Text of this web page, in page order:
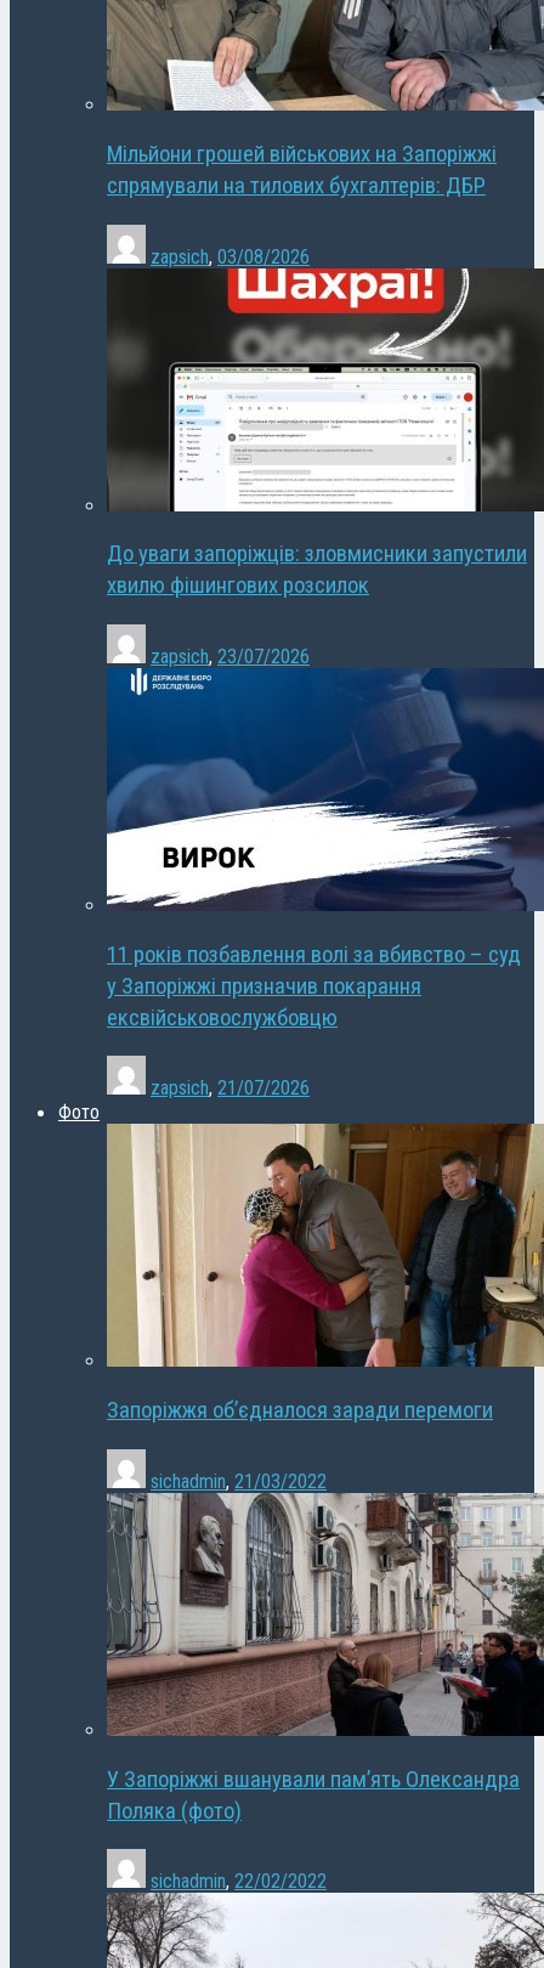
Мільйони грошей військових на Запоріжжі
спрямували на тилових бухгалтерів: ДБР
zapsich, 03/08/2026
До уваги запоріжців: зловмисники запустили
хвилю фішингових розсилок
zapsich, 23/07/2026
11 років позбавлення волі за вбивство – суд
у Запоріжжі призначив покарання
ексвійськовослужбовцю
zapsich, 21/07/2026
Фото
Запоріжжя об’єдналося заради перемоги
sichadmin, 21/03/2022
У Запоріжжі вшанували пам’ять Олександра
Поляка (фото)
sichadmin, 22/02/2022